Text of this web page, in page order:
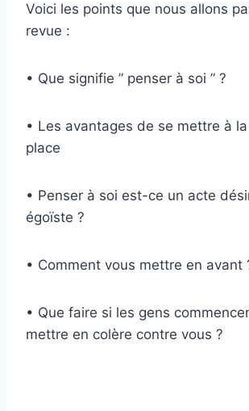
Voici les points que nous allons
revue :
• Que signifie ” penser à soi ” ?
• Les avantages de se mettre à
place
• Penser à soi est-ce un acte
égoïste ?
• Comment vous mettre en avant
• Que faire si les gens
mettre en colère contre vous ?